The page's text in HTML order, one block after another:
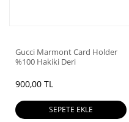
Gucci Marmont Card Holder
%100 Hakiki Deri
900,00 TL
SEPETE EKLE